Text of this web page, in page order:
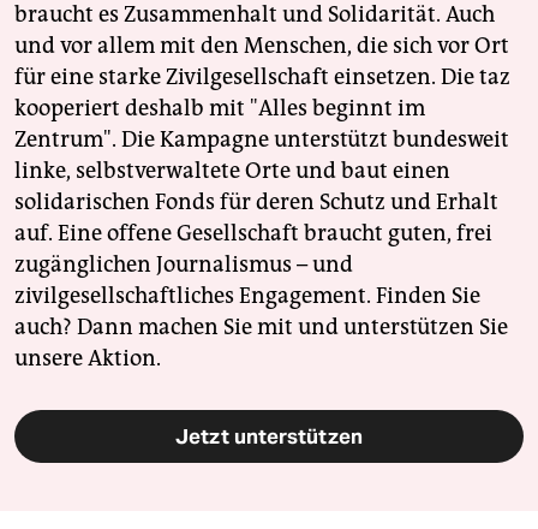
braucht es Zusammenhalt und Solidarität. Auch
und vor allem mit den Menschen, die sich vor Ort
für eine starke Zivilgesellschaft einsetzen. Die taz
kooperiert deshalb mit "Alles beginnt im
Zentrum". Die Kampagne unterstützt bundesweit
linke, selbstverwaltete Orte und baut einen
solidarischen Fonds für deren Schutz und Erhalt
auf. Eine offene Gesellschaft braucht guten, frei
zugänglichen Journalismus – und
zivilgesellschaftliches Engagement. Finden Sie
auch? Dann machen Sie mit und unterstützen Sie
unsere Aktion.
Jetzt unterstützen